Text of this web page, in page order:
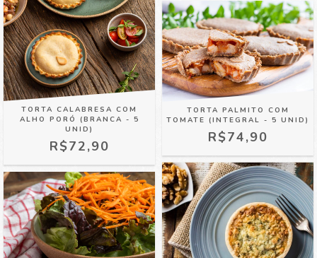
TORTA CALABRESA COM
ALHO PORÓ (BRANCA - 5
UNID)
R$72,90
TORTA PALMITO COM
TOMATE (INTEGRAL - 5 UNID)
R$74,90